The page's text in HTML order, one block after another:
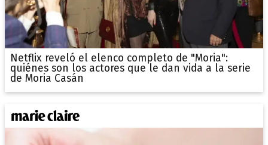
Netflix reveló el elenco completo de "Moria":
quiénes son los actores que le dan vida a la serie
de Moria Casán